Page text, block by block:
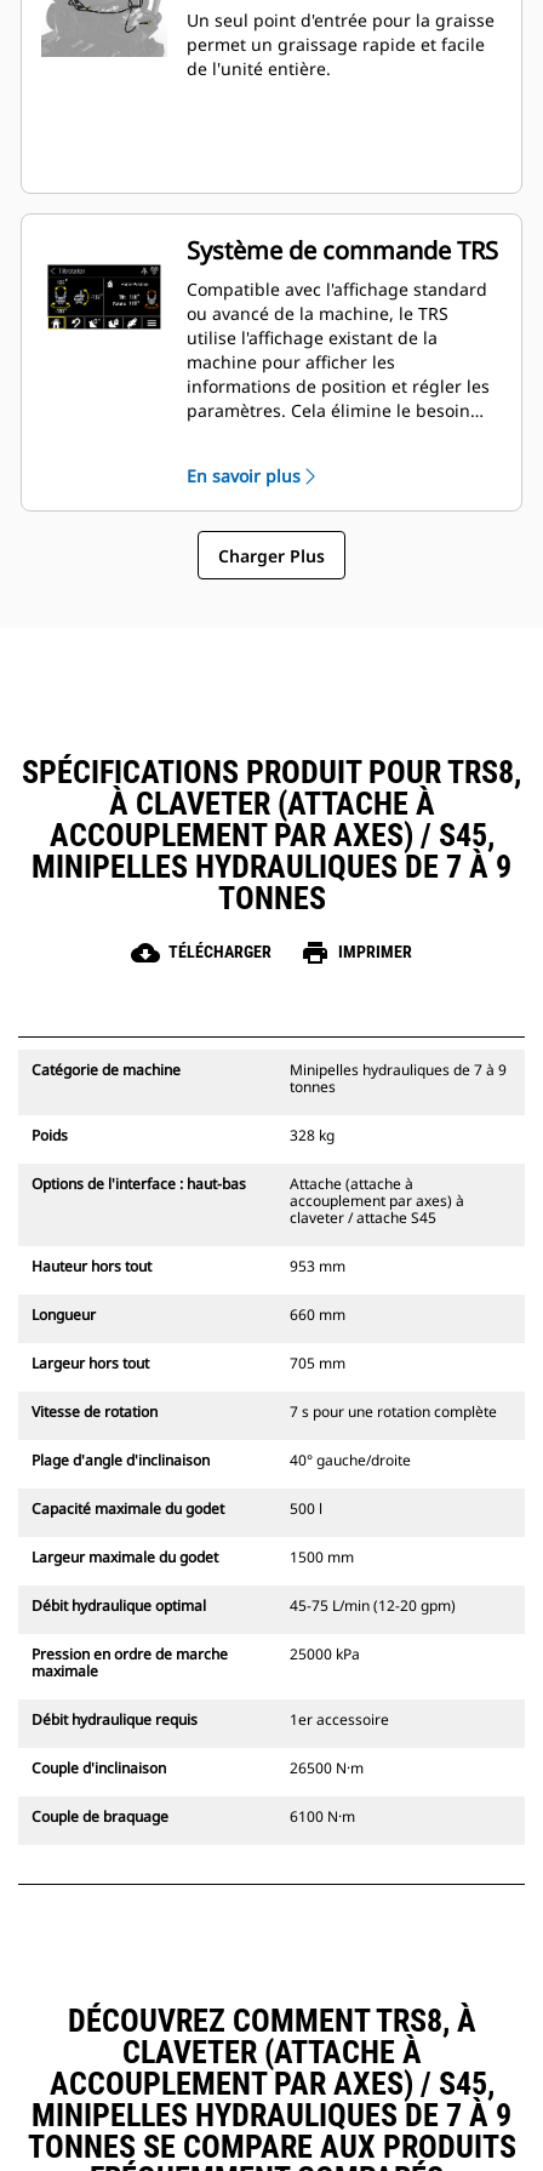
Un seul point d'entrée pour la graisse
permet un graissage rapide et facile
de l'unité entière.
Système de commande TRS
Compatible avec l'affichage standard
ou avancé de la machine, le TRS
utilise l'affichage existant de la
machine pour afficher les
informations de position et régler les
paramètres. Cela élimine le besoin
hydraulique.
En savoir plus
Charger Plus
SPÉCIFICATIONS PRODUIT POUR TRS8,
À CLAVETER (ATTACHE À
ACCOUPLEMENT PAR AXES) / S45,
MINIPELLES HYDRAULIQUES DE 7 À 9
TONNES
cloud_download TÉLÉCHARGER print IMPRIMER
Catégorie de machine
Minipelles hydrauliques de 7 à 9
tonnes
Poids 328 kg
Options de l'interface : haut-bas
Attache (attache à
accouplement par axes) à
claveter / attache S45
Hauteur hors tout 953 mm
Longueur 660 mm
Largeur hors tout 705 mm
Vitesse de rotation 7 s pour une rotation complète
Plage d'angle d'inclinaison 40° gauche/droite
Capacité maximale du godet 500 l
Largeur maximale du godet 1500 mm
Débit hydraulique optimal 45-75 L/min (12-20 gpm)
Pression en ordre de marche
maximale
25000 kPa
Débit hydraulique requis 1er accessoire
Couple d'inclinaison 26500 N·m
Couple de braquage 6100 N·m
DÉCOUVREZ COMMENT TRS8, À
CLAVETER (ATTACHE À
ACCOUPLEMENT PAR AXES) / S45,
MINIPELLES HYDRAULIQUES DE 7 À 9
TONNES SE COMPARE AUX PRODUITS